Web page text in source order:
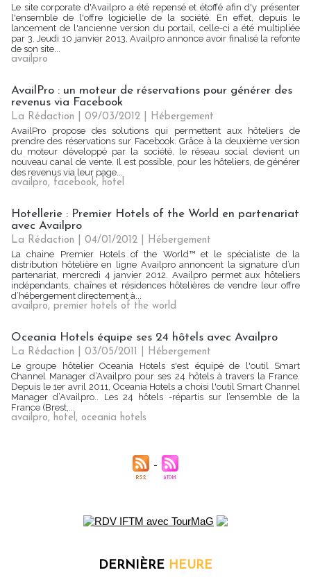
Le site corporate d'Availpro a été repensé et étoffé afin d'y présenter
l'ensemble de l'offre logicielle de la société. En effet, depuis le
lancement de l'ancienne version du portail, celle-ci a été multipliée
par 3. Jeudi 10 janvier 2013, Availpro annonce avoir finalisé la refonte
de son site...
availpro
AvailPro : un moteur de réservations pour générer des
revenus via Facebook
La Rédaction | 09/03/2012
Hébergement
AvailPro propose des solutions qui permettent aux hôteliers de
prendre des réservations sur Facebook. Grâce à la deuxième version
du moteur développé par la société, le réseau social devient un
nouveau canal de vente. Il est possible, pour les hôteliers, de générer
des revenus via leur page...
availpro, facebook, hotel
Hotellerie : Premier Hotels of the World en partenariat
avec Availpro
La Rédaction | 04/01/2012
Hébergement
La chaine Premier Hotels of the World™ et le spécialiste de la
distribution hôtelière en ligne Availpro annoncent la signature d’un
partenariat, mercredi 4 janvier 2012. Availpro permet aux hôteliers
indépendants, chaînes et résidences hôtelières de vendre leur offre
d’hébergement directement à...
availpro, premier hotels of the world
Oceania Hotels équipe ses 24 hôtels avec Availpro
La Rédaction | 03/05/2011
Hébergement
Le groupe hôtelier Oceania Hotels s'est équipé de l'outil Smart
Channel Manager d’Availpro pour ses 24 hôtels à travers la France.
Depuis le 1er avril 2011, Oceania Hotels a choisi l'outil Smart Channel
Manager d’Availpro.. Les 24 hôtels -répartis sur l’ensemble de la
France (Brest,...
availpro, hotel, oceania hotels
DERNIÈRE HEURE